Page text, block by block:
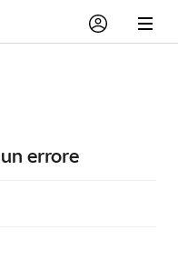
errore